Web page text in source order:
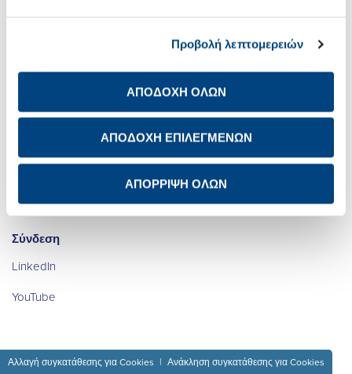
Προβολή λεπτομερειών
ΑΠΟΔΟΧΗ ΟΛΩΝ
ΑΠΟΔΟΧΗ ΕΠΙΛΕΓΜΕΝΩΝ
ΑΠΟΡΡΙΨΗ ΟΛΩΝ
Ψηφιακός
Καριέρα
Επικοινωνία IR
Ενημέρωση προστασίας
προσωπικών δεδομένων
των μετόχων
Avis de confidentialité à
l’attention des actionnaires
Σύνδεση
LinkedIn
YouTube
Αλλαγή συγκατάθεσης για Cookies Ανάκληση συγκατάθεσης για Cookies